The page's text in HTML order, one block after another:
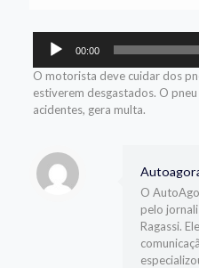
Tocador
áudio
00:00
O motorista deve cuidar dos
estiverem desgastados. O pneu
acidentes, gera multa.
O
pelo
Ragassi.